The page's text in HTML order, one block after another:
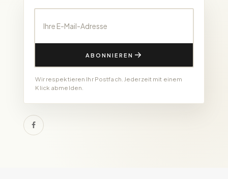
ABONNIEREN
Wir respektieren Ihr Postfach. Jederzeit mit einem
Klick abmelden.